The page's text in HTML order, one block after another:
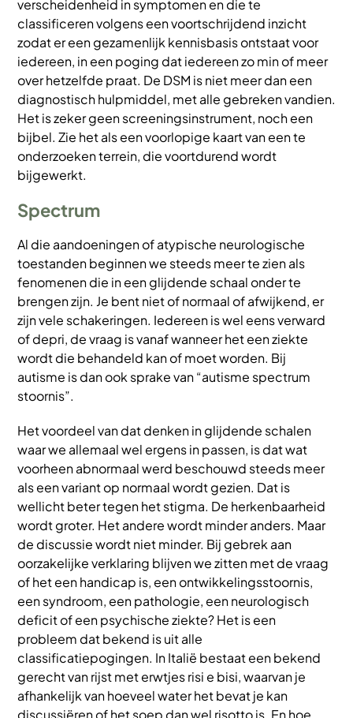
verscheidenheid in symptomen en die te
classificeren volgens een voortschrijdend inzicht
zodat er een gezamenlijk kennisbasis ontstaat voor
iedereen, in een poging dat iedereen zo min of meer
over hetzelfde praat. De DSM is niet meer dan een
diagnostisch hulpmiddel, met alle gebreken vandien.
Het is zeker geen screeningsinstrument, noch een
bijbel. Zie het als een voorlopige kaart van een te
onderzoeken terrein, die voortdurend wordt
bijgewerkt.
Spectrum
Al die aandoeningen of atypische neurologische
toestanden beginnen we steeds meer te zien als
fenomenen die in een glijdende schaal onder te
brengen zijn. Je bent niet of normaal of afwijkend, er
zijn vele schakeringen. Iedereen is wel eens verward
of depri, de vraag is vanaf wanneer het een ziekte
wordt die behandeld kan of moet worden. Bij
autisme is dan ook sprake van “autisme spectrum
stoornis”.
Het voordeel van dat denken in glijdende schalen
waar we allemaal wel ergens in passen, is dat wat
voorheen abnormaal werd beschouwd steeds meer
als een variant op normaal wordt gezien. Dat is
wellicht beter tegen het stigma. De herkenbaarheid
wordt groter. Het andere wordt minder anders. Maar
de discussie wordt niet minder. Bij gebrek aan
oorzakelijke verklaring blijven we zitten met de vraag
of het een handicap is, een ontwikkelingsstoornis,
een syndroom, een pathologie, een neurologisch
deficit of een psychische ziekte? Het is een
probleem dat bekend is uit alle
classificatiepogingen. In Italië bestaat een bekend
gerecht van rijst met erwtjes risi e bisi, waarvan je
afhankelijk van hoeveel water het bevat je kan
discussiëren of het soep dan wel risotto is. En hoe